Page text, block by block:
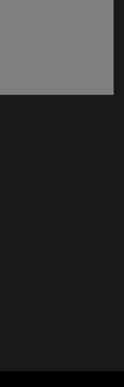
nueva ventana)
ventana)